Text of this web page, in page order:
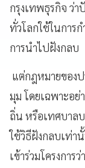
กรุงเทพธุรกิจ ว่
ทั่วโลกใช้ในการ
การนำไปฝังกลบ
แต่กฎหมายของ
มุม โดยเฉพาะอย่
ถิ่น หรือเทศบาล
ใช้วิธีฝังกลบเท่
เข้าร่วมโครงกา